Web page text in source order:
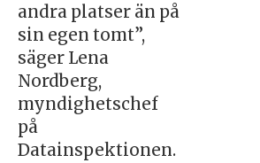
andra platser än på
sin egen tomt”,
säger Lena
Nordberg,
myndighetschef
på
Datainspektionen.